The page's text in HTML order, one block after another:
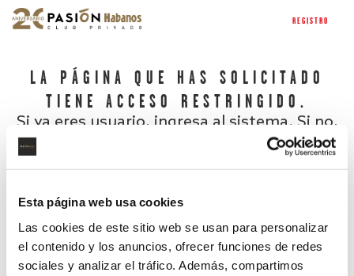
Esta página web usa cookies
Las cookies de este sitio web se usan para personalizar
el contenido y los anuncios, ofrecer funciones de redes
sociales y analizar el tráfico. Además, compartimos
REGISTRO
LA PÁGINA QUE HAS SOLICITADO
TIENE ACCESO RESTRINGIDO.
Si ya eres usuario, ingresa al sistema. Si no,